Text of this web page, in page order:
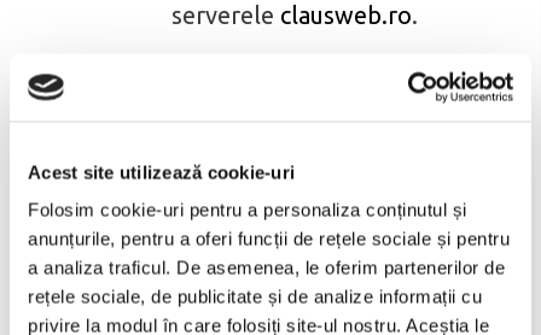
Acest site utilizează cookie-uri
Folosim cookie-uri pentru a personaliza conținutul și
anunțurile, pentru a oferi funcții de rețele sociale și pentru
a analiza traficul. De asemenea, le oferim partenerilor de
rețele sociale, de publicitate și de analize informații cu
privire la modul în care folosiți site-ul nostru. Aceștia le
serverele clausweb.ro.
templateuri gratuite disponibile pe
platforma
Daca doresti un template personalizat
sau vrei sa ne arati un exemplu de cum ai